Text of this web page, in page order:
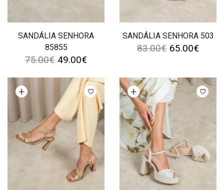
SANDÁLIA SENHORA
85855
75.00€ 49.00€
SANDÁLIA SENHORA 503
83.00€ 65.00€
opções Ver opções